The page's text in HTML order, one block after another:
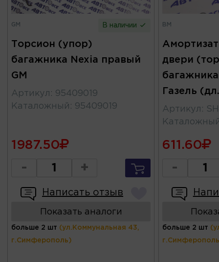
GM В наличии
Торсион (упор)
багажника Nexia правый
GM
Артикул : 95409019
Каталожный : 95409019
1987.50
- +
Написать отзыв
Показать аналоги
больше 2 шт (ул.Коммунальная 43,
г.Симферополь)
BM
двери
Газель
Артикул :
611.60
-
больше 2 шт